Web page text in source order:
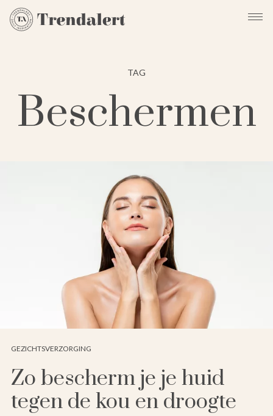
TAG
Beschermen
GEZICHTSVERZORGING
Zo bescherm je je huid
tegen de kou en droogte